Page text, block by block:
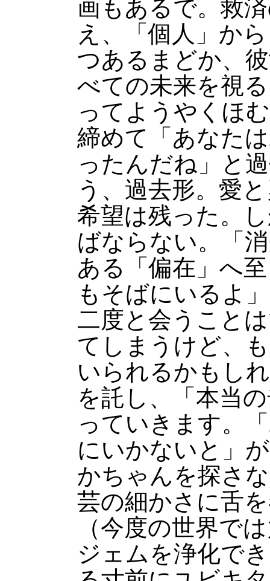
画もあるで。救
え、「個人」か
つあるまどか、
べての未来を視
ってようやくほ
締めて「あなた
ったんだね」と
う、過去形。愛
希望は残った。
ばならない。「
ある「偏在」へ
もそばにいるよ
二度と会うこと
てしまうけど、
いられるかもし
を託し、「本当
っていきます。
にいかないと」
かちゃんを探さ
芸の細かさに舌
（今度の世界で
ジェムを浄化で